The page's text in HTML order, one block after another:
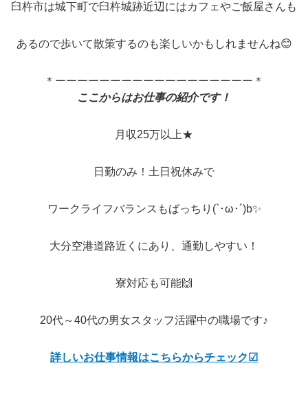
臼杵市は城下町で臼杵城跡近辺にはカフェやご飯屋さんも
あるので歩いて散策するのも楽しいかもしれませんね😊
＊ーーーーーーーーーーーーーーーーーー＊
ここからはお仕事の紹介です！
月収25万以上★
日勤のみ！土日祝休みで
ワークライフバランスもばっちり(`･ω･´)b✨
大分空港道路近くにあり、通勤しやすい！
寮対応も可能🙌
20代～40代の男女スタッフ活躍中の職場です♪
詳しいお仕事情報はこちらからチェック☑